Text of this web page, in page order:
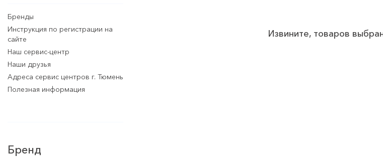
Бренды
Инструкция по регистрации на
сайте
Наш сервис-центр
Наши друзья
Адреса сервис центров г. Тюмень
Полезная информация
Бренд
Извините, товаров